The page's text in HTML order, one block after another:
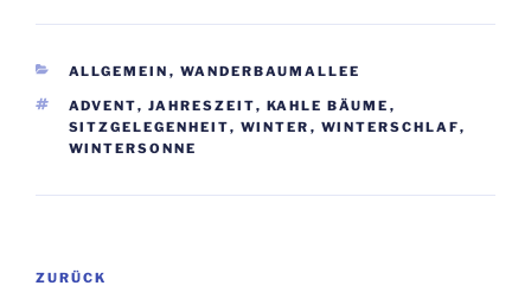
KATEGORIEN
ALLGEMEIN , WANDERBAUMALLEE
SCHLAGWÖRTER
ADVENT, JAHRESZEIT, KAHLE BÄUME ,
SITZGELEGENHEIT, WINTER , WINTERSCHLAF,
WINTERSONNE
Beitragsnavigation
Vorheriger
ZURÜCK